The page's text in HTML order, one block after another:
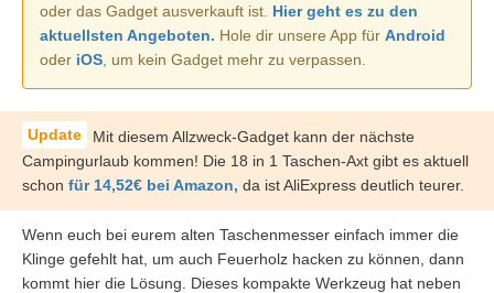
oder das Gadget ausverkauft ist. Hier geht es zu den
aktuellsten Angeboten. Hole dir unsere App für Android
oder iOS , um kein Gadget mehr zu verpassen.
Mit diesem Allzweck-Gadget kann der nächste
Campingurlaub kommen! Die 18 in 1 Taschen-Axt gibt es aktuell
schon für 14,52€ bei Amazon, da ist AliExpress deutlich teurer.
Wenn euch bei eurem alten Taschenmesser einfach immer die
Klinge gefehlt hat, um auch Feuerholz hacken zu können, dann
kommt hier die Lösung. Dieses kompakte Werkzeug hat neben